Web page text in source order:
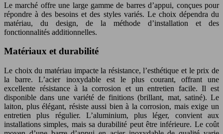
Le marché offre une large gamme de barres d’appui, conçues pour
répondre à des besoins et des styles variés. Le choix dépendra du
matériau, du design, de la méthode d’installation et des
fonctionnalités additionnelles.
Matériaux et durabilité
Le choix du matériau impacte la résistance, l’esthétique et le prix de
la barre. L’acier inoxydable est le plus courant, offrant une
excellente résistance à la corrosion et un entretien facile. Il est
disponible dans une variété de finitions (brillant, mat, satiné). Le
laiton, plus élégant, résiste aussi bien à la corrosion, mais exige un
entretien plus régulier. L’aluminium, plus léger, convient aux
installations simples, mais sa durabilité peut être inférieure. Le coût